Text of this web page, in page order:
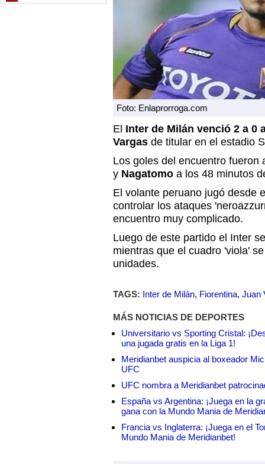
Foto: Enlaprorroga.com
El Inter de Milán venció 2 a 0
Vargas de titular en el estadio
Los goles del encuentro fueron
y Nagatomo a los 48 minutos
El volante peruano jugó desde
controlar los ataques
encuentro muy complicado.
Luego de este partido el Inter
mientras que el cuadro 'viola'
unidades.
TAGS: Inter de Milán, Fiorentina, Juan
MÁS NOTICIAS DE DEPORTES
Universitario vs Sporting Cristal:
una jugada gratis en la Liga 1!
Meridianbet auspicia al boxeador
UFC
UFC nombra a Meridianbet
España vs Argentina: ¡Juega en la
gana con la Mundo Mania de
Francia vs Inglaterra: ¡Juega en el
Mundo Mania de Meridianbet!